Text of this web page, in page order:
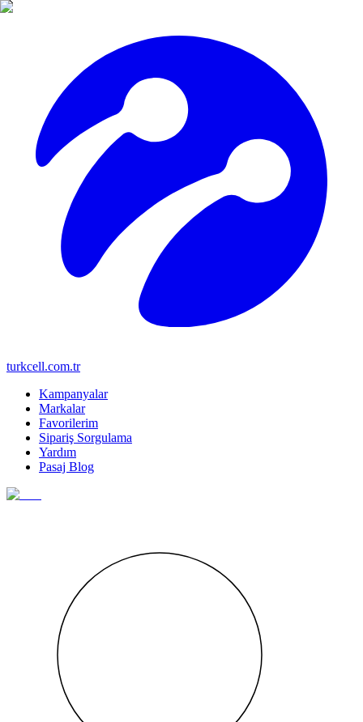
turkcell.com.tr
Kampanyalar
Markalar
Favorilerim
Sipariş Sorgulama
Yardım
Pasaj Blog